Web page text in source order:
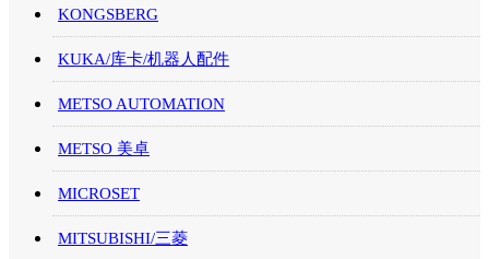
KONGSBERG
KUKA/库卡/机器人配件
METSO AUTOMATION
METSO 美卓
MICROSET
MITSUBISHI/三菱